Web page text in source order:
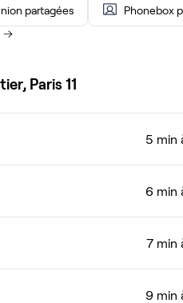
partagées Phonebox
Paris 11
5 min
6 min
7 min
9 min